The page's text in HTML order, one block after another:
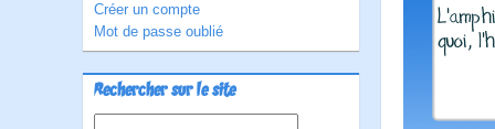
Créer un compte
Mot de passe oublié
Rechercher sur le site